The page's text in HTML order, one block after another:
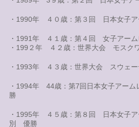
・1990年 ４０歳：第３回 日本女子
・1991年 ４１歳：第４回 女子アー
・199２年 ４２歳：世界大会 モスク
・1993年 ４３歳：世界大会 スウェ
・1994年 44歳：第7回日本女子アー
勝
・1995年 ４５歳：第８回 日本女子
別 優勝